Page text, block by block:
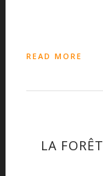
READ MORE
LA